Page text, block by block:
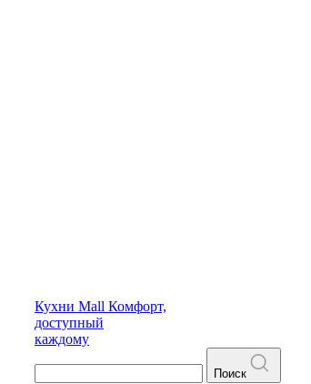
Кухни Mall Комфорт,
доступный
каждому
Поиск